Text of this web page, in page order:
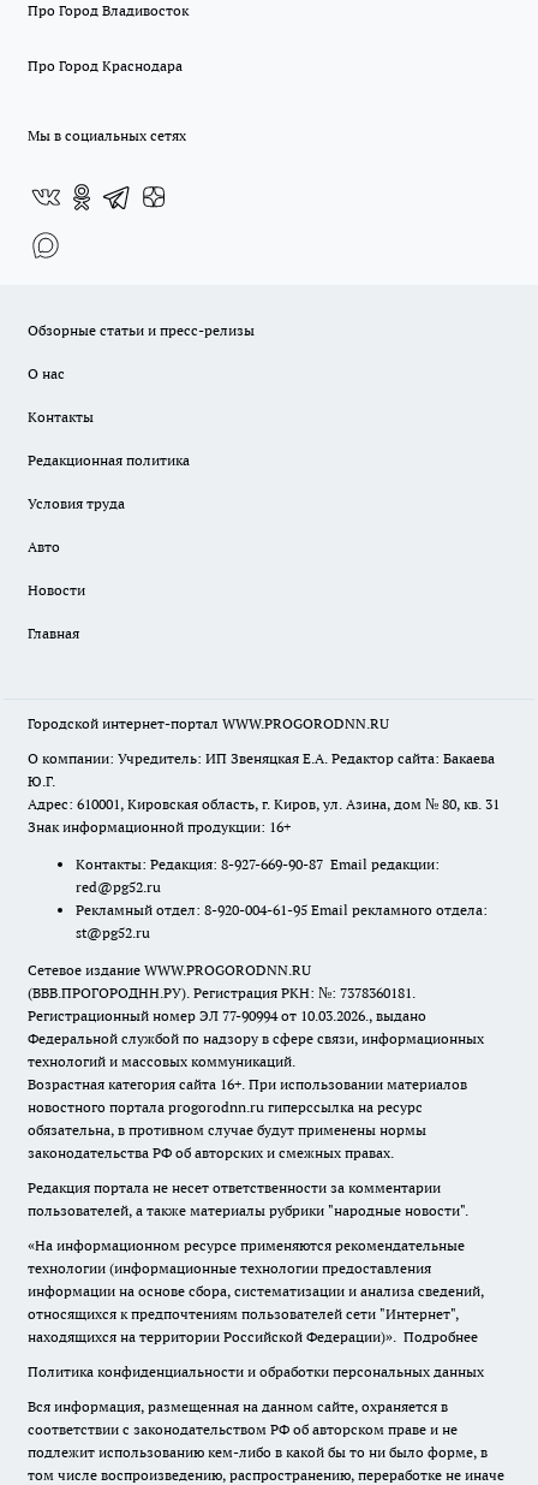
Про Город Владивосток
Про Город Краснодара
Мы в социальных сетях
Обзорные статьи и пресс-релизы
О нас
Контакты
Редакционная политика
Условия труда
Авто
Новости
Главная
Городской интернет-портал WWW.PROGORODNN.RU
О компании: Учредитель: ИП Звеняцкая Е.А. Редактор сайта: Бакаева
Ю.Г.
Адрес: 610001, Кировская область, г. Киров, ул. Азина, дом № 80, кв. 31
Знак информационной продукции: 16+
Контакты: Редакция: 8-927-669-90-87 Email редакции:
red@pg52.ru
Рекламный отдел: 8-920-004-61-95 Email рекламного отдела:
st@pg52.ru
Сетевое издание WWW.PROGORODNN.RU
(ВВВ.ПРОГОРОДНН.РУ). Регистрация РКН: №: 7378360181.
Регистрационный номер ЭЛ 77-90994 от 10.03.2026., выдано
Федеральной службой по надзору в сфере связи, информационных
технологий и массовых коммуникаций.
Возрастная категория сайта 16+. При использовании материалов
новостного портала progorodnn.ru гиперссылка на ресурс
обязательна, в противном случае будут применены нормы
законодательства РФ об авторских и смежных правах.
Редакция портала не несет ответственности за комментарии
пользователей, а также материалы рубрики "народные новости".
«На информационном ресурсе применяются рекомендательные
технологии (информационные технологии предоставления
информации на основе сбора, систематизации и анализа сведений,
относящихся к предпочтениям пользователей сети "Интернет",
находящихся на территории Российской Федерации)». Подробнее
Политика конфиденциальности и обработки персональных данных
Вся информация, размещенная на данном сайте, охраняется в
соответствии с законодательством РФ об авторском праве и не
подлежит использованию кем-либо в какой бы то ни было форме, в
том числе воспроизведению, распространению, переработке не иначе